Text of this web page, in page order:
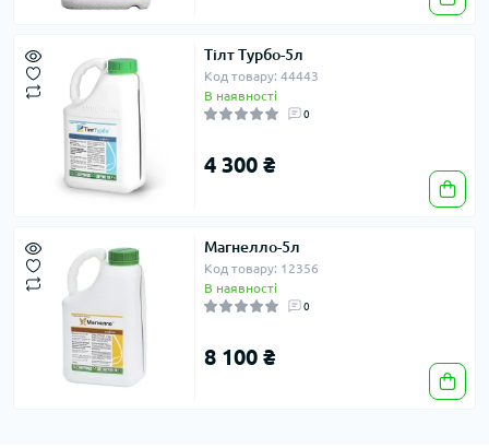
Тілт Турбо-5л
Код товару: 44443
В наявності
0
4 300 ₴
Магнелло-5л
Код товару: 12356
В наявності
0
8 100 ₴